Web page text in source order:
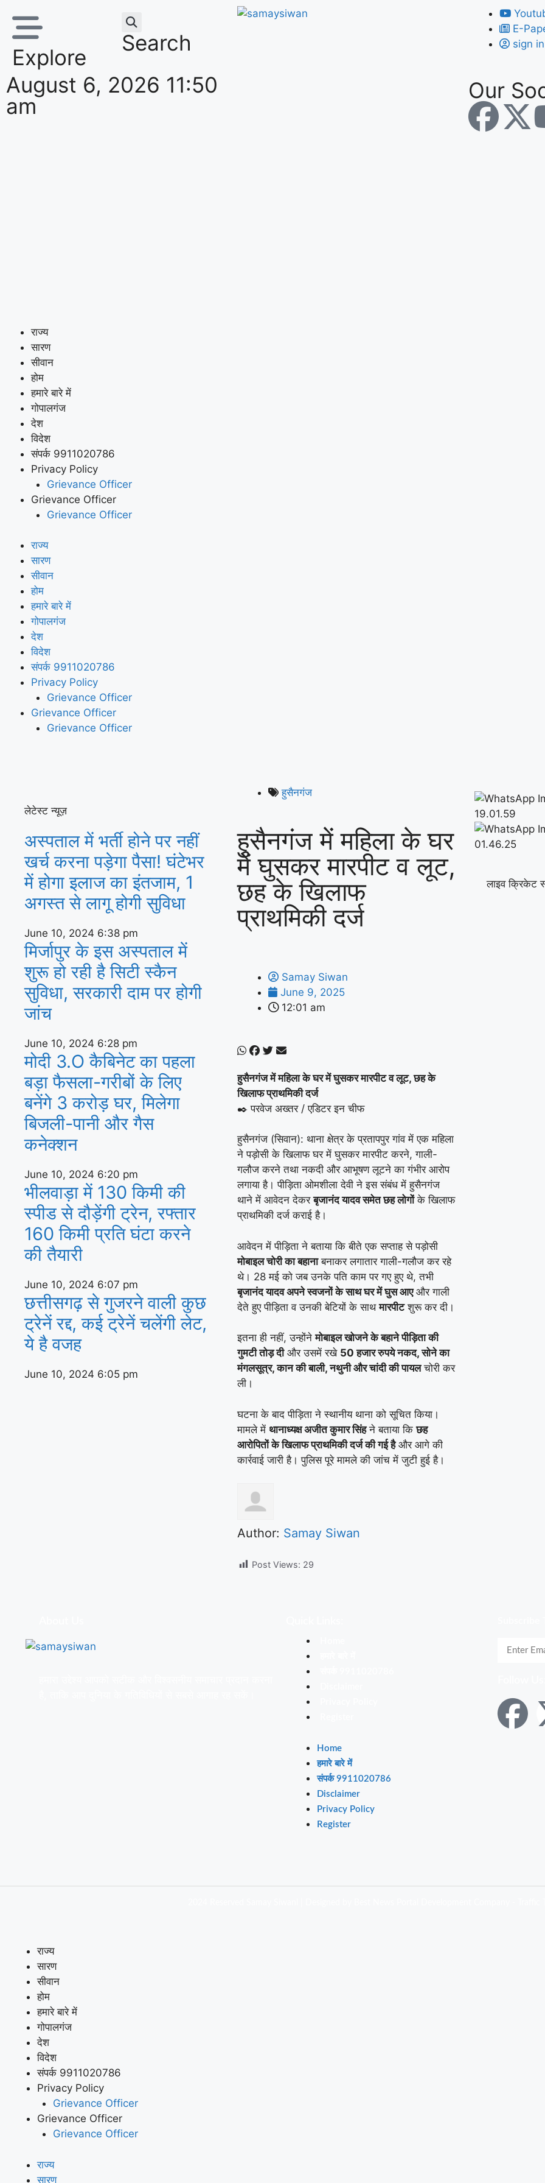
Explore
Search
August 6, 2026 11:50
am
E-
sign in
Our
राज्य
सारण
सीवान
होम
हमारे बारे में
गोपालगंज
देश
विदेश
संपर्क 9911020786
Privacy Policy
Grievance Officer
Grievance Officer
Grievance Officer
राज्य
सारण
सीवान
होम
हमारे बारे में
गोपालगंज
देश
विदेश
संपर्क 9911020786
Privacy Policy
Grievance Officer
Grievance Officer
Grievance Officer
लेटेस्ट न्यूज़
अस्‍पताल में भर्ती होने पर नहीं
खर्च करना पड़ेगा पैसा! घंटेभर
में होगा इलाज का इंतजाम, 1
अगस्‍त से लागू होगी सुविधा
June 10, 2024 6:38 pm
मिर्जापुर के इस अस्पताल में
शुरू हो रही है सिटी स्कैन
सुविधा, सरकारी दाम पर होगी
जांच
June 10, 2024 6:28 pm
मोदी 3.O कैबिनेट का पहला
बड़ा फैसला-गरीबों के ल‍िए
बनेंगे 3 करोड़ घर, म‍िलेगा
बिजली-पानी और गैस
कनेक्‍शन
June 10, 2024 6:20 pm
भीलवाड़ा में 130 किमी की
स्पीड से दौड़ेंगी ट्रेन, रफ्तार
160 किमी प्रति घंटा करने
की तैयारी
June 10, 2024 6:07 pm
छत्तीसगढ़ से गुजरने वाली कुछ
ट्रेनें रद्द, कई ट्रेनें चलेंगी लेट,
ये है वजह
June 10, 2024 6:05 pm
हुसैनगंज
हुसैनगंज में महिला के घर
में घुसकर मारपीट व लूट,
छह के खिलाफ
प्राथमिकी दर्ज
Samay Siwan
June 9, 2025
12:01 am
हुसैनगंज में महिला के घर में घुसकर मारपीट व लूट, छह के
खिलाफ प्राथमिकी दर्ज
✒️ परवेज अख्तर / एडिटर इन चीफ
हुसैनगंज (सिवान): थाना क्षेत्र के प्रतापपुर गांव में एक महिला
ने पड़ोसी के खिलाफ घर में घुसकर मारपीट करने, गाली-
गलौज करने तथा नकदी और आभूषण लूटने का गंभीर आरोप
लगाया है। पीड़िता ओमशीला देवी ने इस संबंध में हुसैनगंज
थाने में आवेदन देकरबृजानंद यादव समेत छह लोगोंके खिलाफ
प्राथमिकी दर्ज कराई है।
आवेदन में पीड़िता ने बताया कि बीते एक सप्ताह से पड़ोसी
मोबाइल चोरी का बहानाबनाकर लगातार गाली-गलौज कर रहे
थे। 28 मई को जब उनके पति काम पर गए हुए थे, तभी
बृजानंद यादव अपने स्वजनों के साथ घर में घुस आएऔर गाली
देते हुए पीड़िता व उनकी बेटियों के साथमारपीटशुरू कर दी।
इतना ही नहीं, उन्होंनेमोबाइल खोजने के बहाने पीड़िता की
गुमटी तोड़ दीऔर उसमें रखे 50 हजार रुपये नकद, सोने का
मंगलसूत्र, कान की बाली, नथुनी और चांदी की पायलचोरी कर
ली।
घटना के बाद पीड़िता ने स्थानीय थाना को सूचित किया।
मामले में थानाध्यक्ष अजीत कुमार सिंहने बताया किछह
आरोपितों के खिलाफ प्राथमिकी दर्ज की गई हैऔर आगे की
कार्रवाई जारी है। पुलिस पूरे मामले की जांच में जुटी हुई है।
Author: Samay Siwan
Post Views: 29
लाइव क्रिकेट
Home
हमारे बारे में
संपर्क 9911020786
Disclaimer
Privacy Policy
Register
राज्य
सारण
सीवान
होम
हमारे बारे में
गोपालगंज
देश
विदेश
संपर्क 9911020786
Privacy Policy
Grievance Officer
Grievance Officer
Grievance Officer
राज्य
सारण